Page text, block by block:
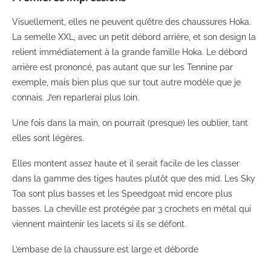
Visuellement, elles ne peuvent qu’être des chaussures Hoka.
La semelle XXL, avec un petit débord arrière, et son design la
relient immédiatement à la grande famille Hoka. Le débord
arrière est prononcé, pas autant que sur les Tennine par
exemple, mais bien plus que sur tout autre modèle que je
connais. J’en reparlerai plus loin.
Une fois dans la main, on pourrait (presque) les oublier, tant
elles sont légères.
Elles montent assez haute et il serait facile de les classer
dans la gamme des tiges hautes plutôt que des mid. Les Sky
Toa sont plus basses et les Speedgoat mid encore plus
basses. La cheville est protégée par 3 crochets en métal qui
viennent maintenir les lacets si ils se défont.
L’embase de la chaussure est large et déborde